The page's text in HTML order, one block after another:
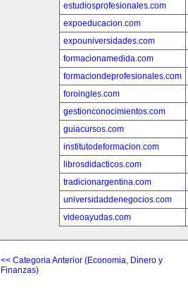
estudiosprofesionales.com
expoeducacion.com
expouniversidades.com
formacionamedida.com
formaciondeprofesionales.com
foroingles.com
gestionconocimientos.com
guiacursos.com
institutodeformacion.com
librosdidacticos.com
tradicionargentina.com
universidaddenegocios.com
videoayudas.com
<< Categoria Anterior (Economia, Dinero y
Finanzas)